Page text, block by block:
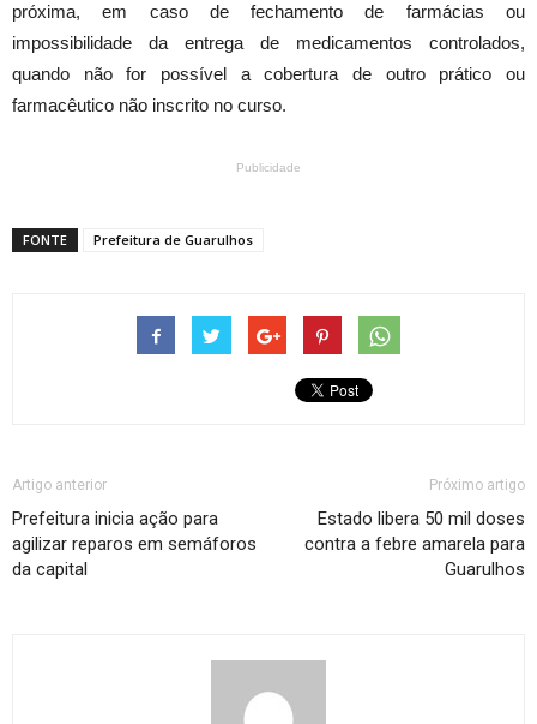
próxima, em caso de fechamento de farmácias ou
impossibilidade da entrega de medicamentos controlados,
quando não for possível a cobertura de outro prático ou
farmacêutico não inscrito no curso.
Publicidade
FONTE Prefeitura de Guarulhos
Artigo anterior
Prefeitura inicia ação para
agilizar reparos em semáforos
da capital
Próximo artigo
Estado libera 50 mil doses
contra a febre amarela para
Guarulhos